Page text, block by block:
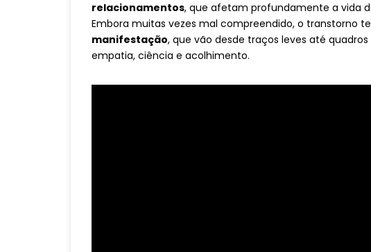
relacionamentos, que afetam profundamente a vida
Embora muitas vezes mal compreendido, o transtorno
manifestação, que vão desde traços leves até
empatia, ciência e acolhimento.